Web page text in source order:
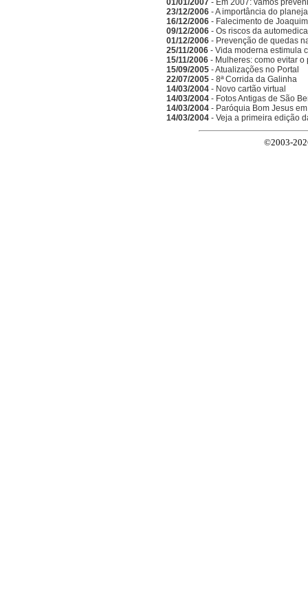
01/01/2007 - Em 2007: vamos
23/12/2006 - A importância do
16/12/2006 - Falecimento de
09/12/2006 - Os riscos da
01/12/2006 - Prevenção de quedas
25/11/2006 - Vida moderna estimula
15/11/2006 - Mulheres: como evitar
15/09/2005 - Atualizações no Portal
22/07/2005 - 8ª Corrida da Galinha
14/03/2004 - Novo cartão virtual
14/03/2004 - Fotos Antigas de São
14/03/2004 - Paróquia Bom Jesus
14/03/2004 - Veja a primeira edição
©2003-